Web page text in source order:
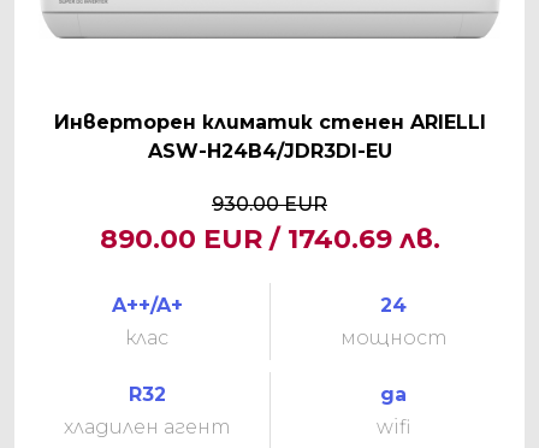
Инверторен климатик стенен ARIELLI
ASW-H24B4/JDR3DI-EU
930.00 EUR
890.00 EUR / 1740.69 лв.
A++/A+
клас
24
мощност
R32
хладилен агент
да
wifi